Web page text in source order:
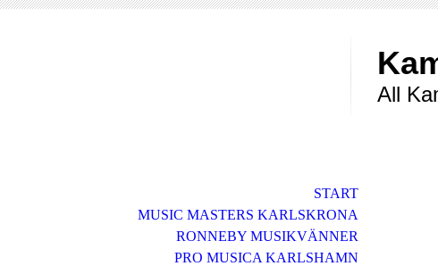
All
START
MUSIC MASTERS KARLSKRONA
RONNEBY MUSIKVÄNNER
PRO MUSICA KARLSHAMN